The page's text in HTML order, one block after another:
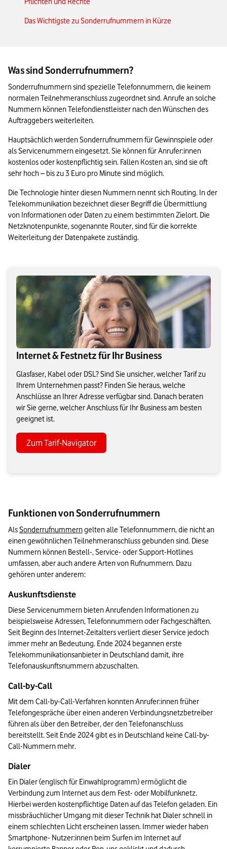
Das Wichtigste zu Sonderrufnummern in Kürze
Was sind Sonderrufnummern?
Sonderrufnummern sind spezielle Telefonnummern, die keinem
normalen Teilnehmeranschluss zugeordnet sind. Anrufe an solche
Nummern können Telefondienstleister nach den Wünschen des
Auftraggebers weiterleiten.
Hauptsächlich werden Sonderrufnummern für Gewinnspiele oder
als Servicenummern eingesetzt. Sie können für Anrufer:innen
kostenlos oder kostenpflichtig sein. Fallen Kosten an, sind sie oft
sehr hoch – bis zu 3 Euro pro Minute sind möglich.
Die Technologie hinter diesen Nummern nennt sich Routing. In der
Telekommunikation bezeichnet dieser Begriff die Übermittlung
von Informationen oder Daten zu einem bestimmten Zielort. Die
Netzknotenpunkte, sogenannte Router, sind für die korrekte
Weiterleitung der Datenpakete zuständig.
Internet & Festnetz für Ihr Business
Glasfaser, Kabel oder DSL? Sind Sie unsicher, welcher Tarif zu
Ihrem Unternehmen passt? Finden Sie heraus, welche
Anschlüsse an Ihrer Adresse verfügbar sind. Danach beraten
wir Sie gerne, welcher Anschluss für Ihr Business am besten
geeignet ist.
Zum Tarif-Navigator
Funktionen von Sonderrufnummern
Als Sonderrufnummern gelten alle Telefonnummern, die nicht an
einen gewöhnlichen Teilnehmeranschluss gebunden sind. Diese
Nummern können Bestell-, Service- oder Support-Hotlines
umfassen, aber auch andere Arten von Rufnummern. Dazu
gehören unter anderem:
Auskunftsdienste
Diese Servicenummern bieten Anrufenden Informationen zu
beispielsweise Adressen, Telefonnummern oder Fachgeschäften.
Seit Beginn des Internet-Zeitalters verliert dieser Service jedoch
immer mehr an Bedeutung. Ende 2024 begannen erste
Telekommunikationsanbieter in Deutschland damit, ihre
Telefonauskunftsnummern abzuschalten.
Call-by-Call
Mit dem Call-by-Call-Verfahren konnten Anrufer:innen früher
Telefongespräche über einen anderen Verbindungsnetzbetreiber
führen als über den Betreiber, der den Telefonanschluss
bereitstellt. Seit Ende 2024 gibt es in Deutschland keine Call-by-
Call-Nummern mehr.
Dialer
Ein Dialer (englisch für Einwahlprogramm) ermöglicht die
Verbindung zum Internet aus dem Fest- oder Mobilfunknetz.
Hierbei werden kostenpflichtige Daten auf das Telefon geladen. Ein
missbräuchlicher Umgang mit dieser Technik hat Dialer schnell in
einem schlechten Licht erscheinen lassen. Immer wieder haben
Smartphone- Nutzer:innen beim Surfen im Internet auf